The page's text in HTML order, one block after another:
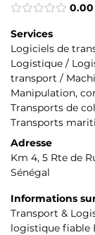
0.00
Services
Logiciels de
Logistique /
transport /
Manipulation,
Transports de
Transports
Adresse
Km 4, 5 Rte de
Sénégal
Informations
Transport &
logistique fiable